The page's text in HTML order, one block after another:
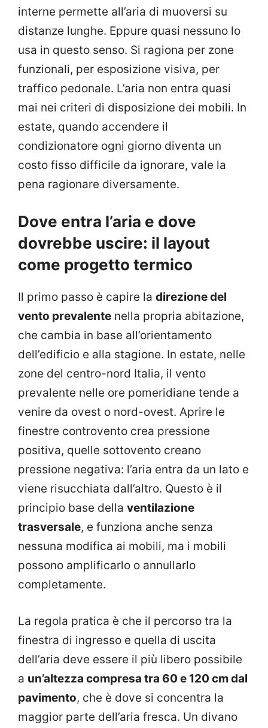
interne permette all’aria di muoversi su
distanze lunghe. Eppure quasi nessuno lo
usa in questo senso. Si ragiona per zone
funzionali, per esposizione visiva, per
traffico pedonale. L’aria non entra quasi
mai nei criteri di disposizione dei mobili. In
estate, quando accendere il
condizionatore ogni giorno diventa un
costo fisso difficile da ignorare, vale la
pena ragionare diversamente.
Dove entra l’aria e dove
dovrebbe uscire: il layout
come progetto termico
Il primo passo è capire la direzione del
vento prevalente nella propria abitazione,
che cambia in base all’orientamento
dell’edificio e alla stagione. In estate, nelle
zone del centro-nord Italia, il vento
prevalente nelle ore pomeridiane tende a
venire da ovest o nord-ovest. Aprire le
finestre controvento crea pressione
positiva, quelle sottovento creano
pressione negativa: l’aria entra da un lato e
viene risucchiata dall’altro. Questo è il
principio base della ventilazione
trasversale, e funziona anche senza
nessuna modifica ai mobili, ma i mobili
possono amplificarlo o annullarlo
completamente.
La regola pratica è che il percorso tra la
finestra di ingresso e quella di uscita
dell’aria deve essere il più libero possibile
a un’altezza compresa tra 60 e 120 cm dal
pavimento, che è dove si concentra la
maggior parte dell’aria fresca. Un divano